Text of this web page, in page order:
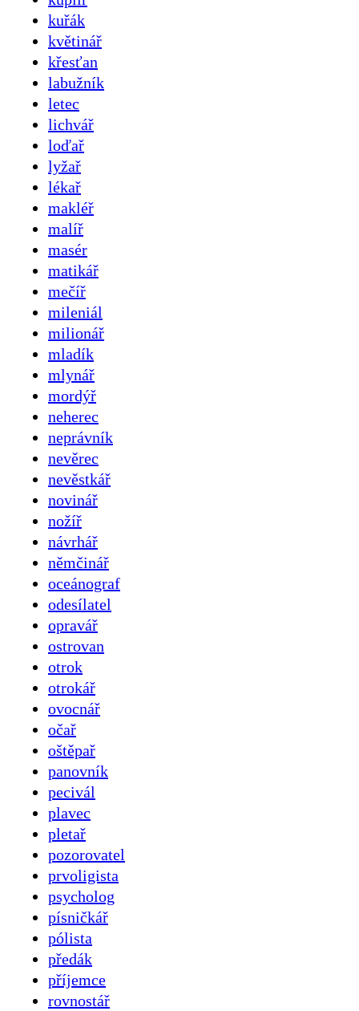
kuřák
květinář
křesťan
labužník
letec
lichvář
loďař
lyžař
lékař
makléř
malíř
masér
matikář
mečíř
mileniál
milionář
mladík
mlynář
mordýř
neherec
neprávník
nevěrec
nevěstkář
novinář
nožíř
návrhář
němčinář
oceánograf
odesílatel
opravář
ostrovan
otrok
otrokář
ovocnář
očař
oštěpař
panovník
pecivál
plavec
pletař
pozorovatel
prvoligista
psycholog
písničkář
pólista
předák
příjemce
rovnostář